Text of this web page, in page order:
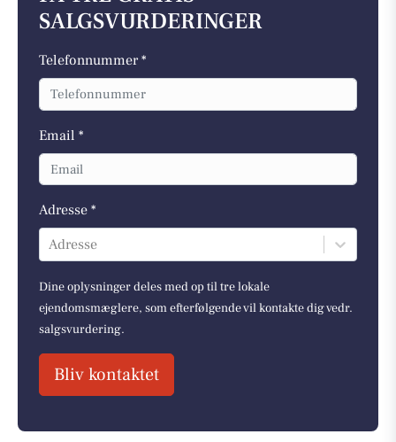
SALGSVURDERINGER
Telefonnummer *
Email *
Adresse *
Adresse
Dine oplysninger deles med op til tre lokale
ejendomsmæglere, som efterfølgende vil kontakte dig vedr.
salgsvurdering.
Bliv kontaktet